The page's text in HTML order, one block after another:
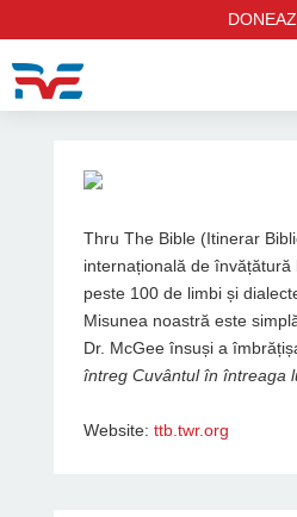
Thru The Bible (Itinerar
internațională de învățătură
peste 100 de limbi și
Misunea noastră este
Dr. McGee însuși a
întreg Cuvântul în întreaga
Website: ttb.twr.org